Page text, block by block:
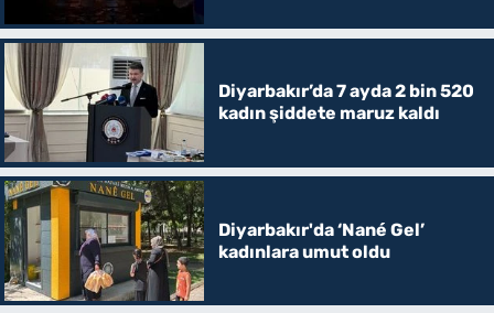
Diyarbakır’da 7 ayda 2 bin 520
kadın şiddete maruz kaldı
Diyarbakır'da ‘Nané Gel’
kadınlara umut oldu